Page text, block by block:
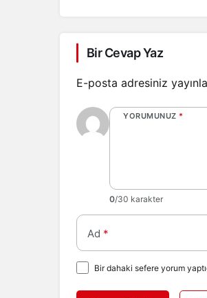
Bir Cevap Yaz
E-posta adresiniz
YORUMUNUZ *
0/30 karakter
Ad *
Bir dahaki sefere yorum